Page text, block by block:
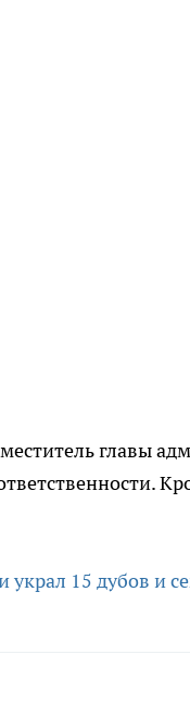
главы
15 дубов и